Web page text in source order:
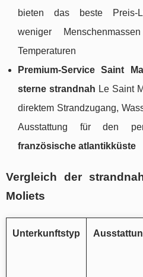
bieten das beste Preis-
weniger
Temperaturen
Premium-Service Saint
sterne strandnah Le Saint
direktem Strandzugang,
Ausstattung für den
französische atlantikküste
Vergleich der
Moliets
Unterkunftstyp